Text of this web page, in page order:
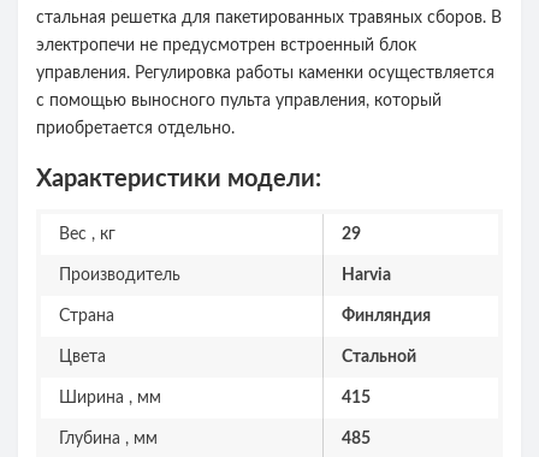
стальная решетка для пакетированных травяных сборов. В
электропечи не предусмотрен встроенный блок
управления. Регулировка работы каменки осуществляется
с помощью выносного пульта управления, который
приобретается отдельно.
Характеристики модели:
Вес , кг 29
Производитель Harvia
Страна Финляндия
Цвета Стальной
Ширина , мм 415
Глубина , мм 485